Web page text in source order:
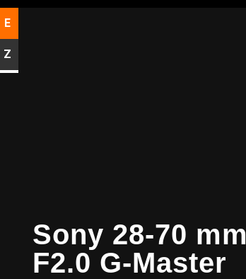
E
Z
Sony 28-70 mm
F2.0 G-Master